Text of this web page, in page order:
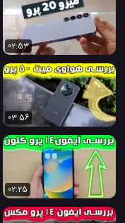
02:53
03:56
02:25